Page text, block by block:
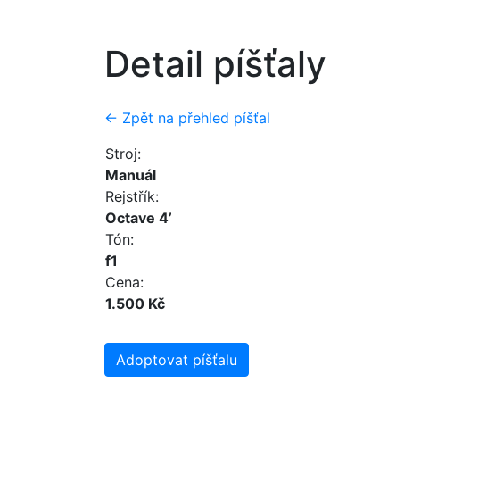
Detail píšťaly
← Zpět na přehled píšťal
Stroj:
Manuál
Rejstřík:
Octave 4’
Tón:
f1
Cena:
1.500 Kč
Adoptovat píšťalu